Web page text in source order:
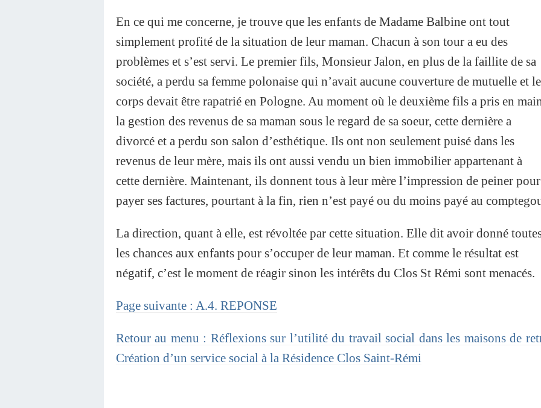
En ce qui me concerne, je trouve que les enfants de Madame Balbine ont tout
simplement profité de la situation de leur maman. Chacun à son tour a eu des
problèmes et s’est servi. Le premier fils, Monsieur Jalon, en plus de la faillite de sa
société, a perdu sa femme polonaise qui n’avait aucune couverture de mutuelle et le
corps devait être rapatrié en Pologne. Au moment où le deuxième fils a pris en main
la gestion des revenus de sa maman sous le regard de sa soeur, cette dernière a
divorcé et a perdu son salon d’esthétique. Ils ont non seulement puisé dans les
revenus de leur mère, mais ils ont aussi vendu un bien immobilier appartenant à
cette dernière. Maintenant, ils donnent tous à leur mère l’impression de peiner pour
payer ses factures, pourtant à la fin, rien n’est payé ou du moins payé au
La direction, quant à elle, est révoltée par cette situation. Elle dit avoir donné
les chances aux enfants pour s’occuper de leur maman. Et comme le résultat est
négatif, c’est le moment de réagir sinon les intérêts du Clos St Rémi sont menacés.
Page suivante : A.4. REPONSE
Retour au menu : Réflexions sur l’utilité du travail social dans les maisons de
Création d’un service social à la Résidence Clos Saint-Rémi